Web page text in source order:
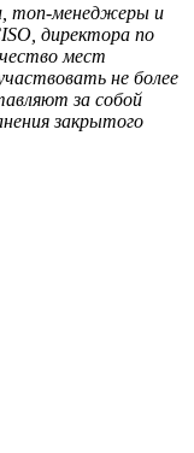
топ‑менеджеры и
директора по
мест
не более
за собой
закрытого